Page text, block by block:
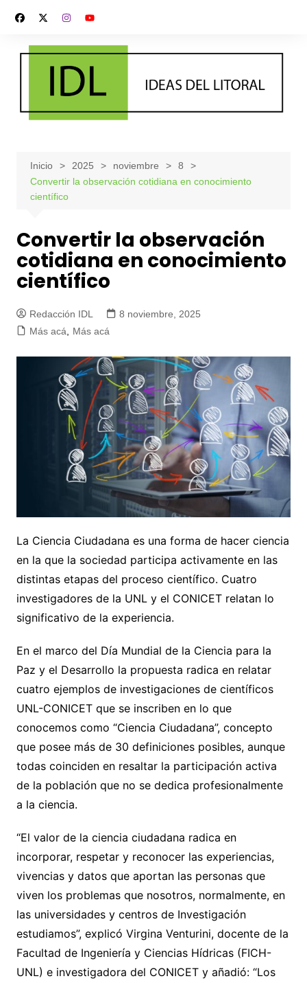
contenido
Inicio 2025 noviembre
8
Convertir la observación cotidiana en conocimiento
científico
Convertir la observación
cotidiana en conocimiento
científico
Redacción IDL
8 noviembre, 2025
Más acá, Más acá
La Ciencia Ciudadana es una forma de hacer ciencia
en la que la sociedad participa activamente en las
distintas etapas del proceso científico. Cuatro
investigadores de la UNL y el CONICET relatan lo
significativo de la experiencia.
En el marco del Día Mundial de la Ciencia para la
Paz y el Desarrollo la propuesta radica en relatar
cuatro ejemplos de investigaciones de científicos
UNL-CONICET que se inscriben en lo que
conocemos como “Ciencia Ciudadana”, concepto
que posee más de 30 definiciones posibles, aunque
todas coinciden en resaltar la participación activa
de la población que no se dedica profesionalmente
a la ciencia.
“El valor de la ciencia ciudadana radica en
incorporar, respetar y reconocer las experiencias,
vivencias y datos que aportan las personas que
viven los problemas que nosotros, normalmente, en
las universidades y centros de Investigación
estudiamos”, explicó Virgina Venturini, docente de la
Facultad de Ingeniería y Ciencias Hídricas (FICH-
UNL) e investigadora del CONICET y añadió: “Los